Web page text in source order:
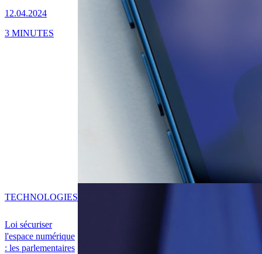
12.04.2024
3 MINUTES
Loi sécuriser
l'espace numérique
: les parlementaires
TECHNOLOGIES